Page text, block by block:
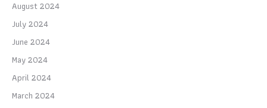
August 2024
July 2024
June 2024
May 2024
April 2024
March 2024